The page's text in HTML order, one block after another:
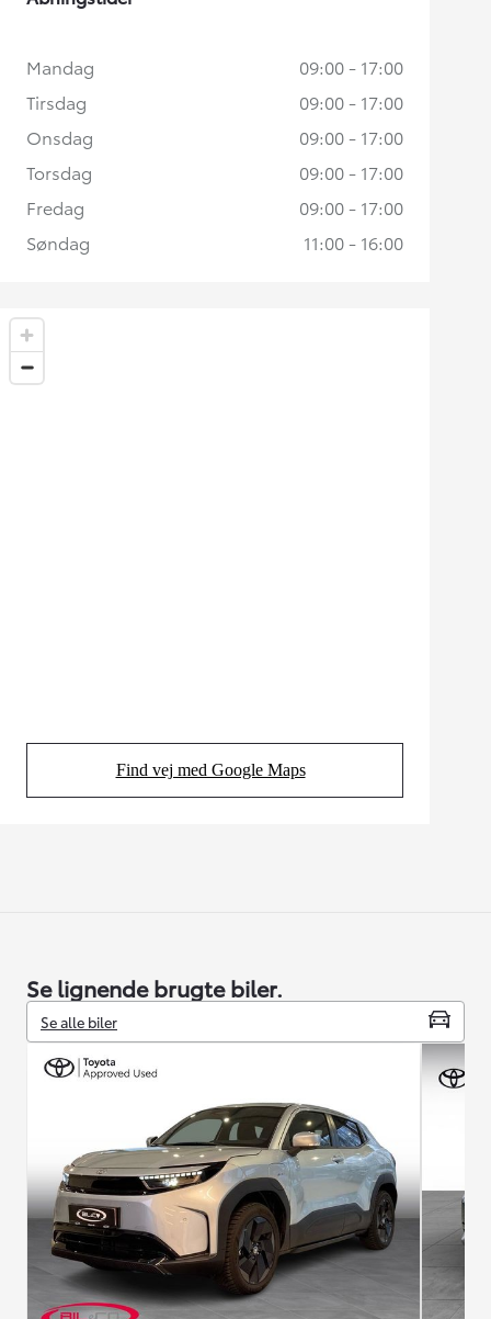
Find vej med Google Maps
(Opens in new tab)
Mandag
09:00 - 17:00
Tirsdag
09:00 - 17:00
Onsdag
09:00 - 17:00
Torsdag
09:00 - 17:00
Fredag
09:00 - 17:00
Søndag
11:00 - 16:00
Se lignende brugte biler.
Se alle biler